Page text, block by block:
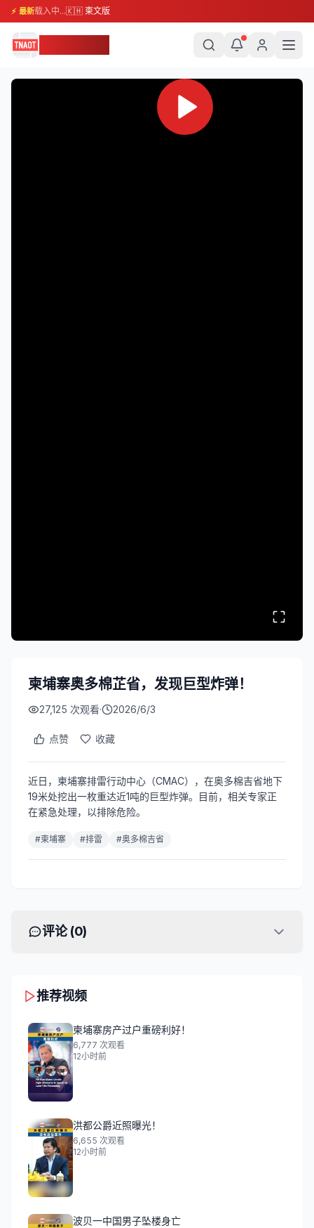
⚡ 最新载入中...🇰🇭 柬文版
柬埔寨奥多棉芷省，发现巨型炸弹！
27,125 次观看· 2026/6/3
点赞 收藏
近日，柬埔寨排雷行动中心（CMAC），在奥多棉吉省地下
19米处挖出一枚重达近1吨的巨型炸弹。目前，相关专家正
在紧急处理，以排除危险。
#柬埔寨 #排雷 #奥多棉吉省
评论 (0)
推荐视频
柬埔寨房产过户重磅利好！
6,777 次观看
12小时前
洪都公爵近照曝光！
6,655 次观看
12小时前
波贝一中国男子坠楼身亡